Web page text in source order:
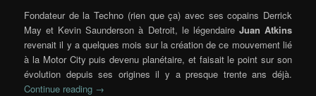
Fondateur de la Techno (rien que ça) avec ses copains Derrick
May et Kevin Saunderson à Detroit, le légendaireJuan Atkins
revenait il y a quelques mois sur la création de ce mouvement lié
à la Motor City puis devenu planétaire, et faisait le point sur son
évolution depuis ses origines il y a presque trente ans déjà.
Continue reading →